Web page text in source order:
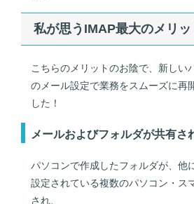
私が思うIMAP最大のメリッ
こちらのメリットのお陰で、新しい
のメール設定で業務をスムーズに再
した！
メールおよびフォルダが共有さ
パソコンで作成したフォルダが、他
設定されている複数のパソコン・ス
され、